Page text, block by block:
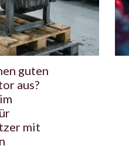
guten
aus?
mit